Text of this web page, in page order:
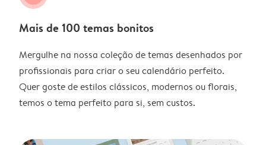
Mais de 100 temas bonitos
Mergulhe na nossa coleção de temas desenhados por
profissionais para criar o seu calendário perfeito.
Quer goste de estilos clássicos, modernos ou florais,
temos o tema perfeito para si, sem custos.